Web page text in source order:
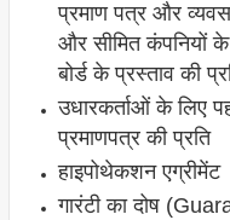
प्रमाण पत्र और
और सीमित कंपनियों
बोर्ड के प्रस्ताव की
उधारकर्ताओं के लिए
प्रमाणपत्र की प्रति
हाइपोथेकशन एग्रीमेंट
गारंटी का दोष